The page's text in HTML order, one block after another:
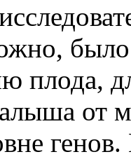
плода,
от